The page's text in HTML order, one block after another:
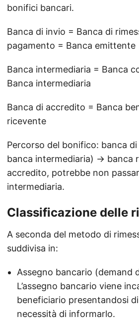
bonifici bancari.
Banca di invio = Banca di
pagamento = Banca emittente
Banca intermediaria = Banca
Banca intermediaria
Banca di accredito = Banca
ricevente
Percorso del bonifico: banca
banca intermediaria) → banca
accredito, potrebbe non
intermediaria.
Classificazione delle
A seconda del metodo di
suddivisa in:
Assegno bancario (demand
L’assegno bancario viene
beneficiario presentandosi
necessità di informarlo.